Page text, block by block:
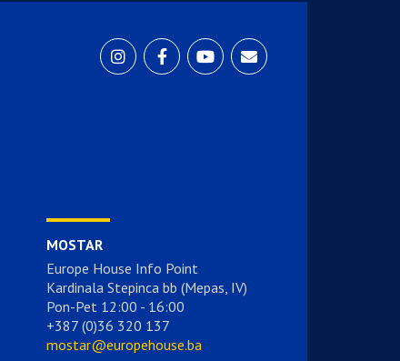
MOSTAR
Europe House Info Point
Kardinala Stepinca bb (Mepas, IV)
Pon-Pet 12:00 - 16:00
+387 (0)36 320 137
mostar@europehouse.ba